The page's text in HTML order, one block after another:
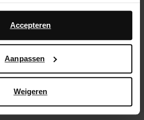
samen met Google voor
Meer informatie over
gebruikt, vindt u op
Accepteren
Aanpassen
Weigeren